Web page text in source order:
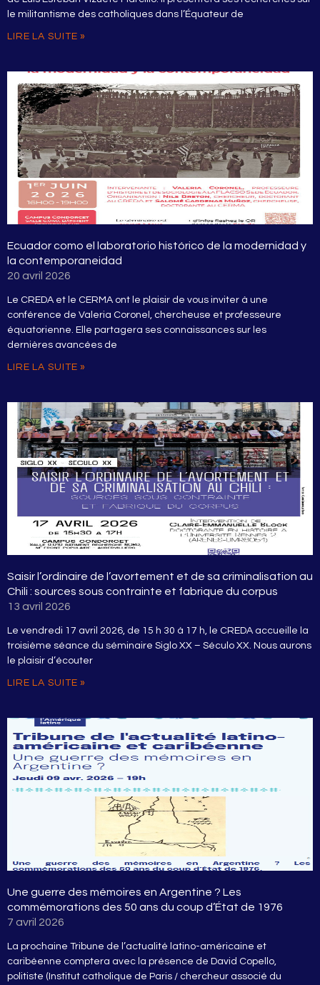
le militantisme des catholiques dans l’Équateur de
LIRE LA SUITE »
Ecuador como el laboratorio histórico de la modernidad y
la contemporaneidad
20 avril 2026
Le CREDA et le CERMA ont le plaisir de vous inviter à une
conférence de Valeria Coronel, chercheuse et professeure
équatorienne. Elle partagera ses connaissances sur les
dernières avancées de
LIRE LA SUITE »
Saisir l’ordinaire de l’avortement et de sa criminalisation au
Chili : sources sous contrainte et fabrique du corpus
13 avril 2026
Le vendredi 17 avril 2026, de 15 h 30 à 17 h, le CREDA accueille la
troisième séance du séminaire Siglo XX – Século XX. Nous aurons
le plaisir d’écouter
LIRE LA SUITE »
Une guerre des mémoires en Argentine ? Les
commémorations des 50 ans du coup d’État de 1976
7 avril 2026
La prochaine Tribune de l’actualité latino-américaine et
caribéenne comptera avec la présence de David Copello,
politiste (Institut catholique de Paris / chercheur associé du